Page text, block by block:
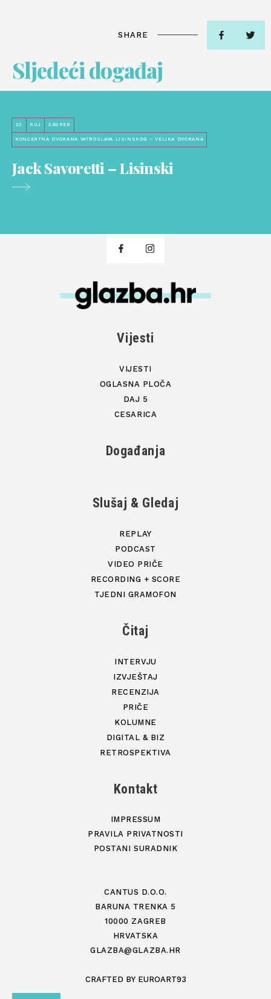
SHARE
Sljedeći događaj
22 RUJ ZAGREB
KONCERTNA DVORANA VATROSLAVA LISINSKOG – VELIKA DVORANA
Jack Savoretti – Lisinski
Vijesti
VIJESTI
OGLASNA PLOČA
DAJ 5
CESARICA
Događanja
Slušaj & Gledaj
REPLAY
PODCAST
VIDEO PRIČE
RECORDING + SCORE
TJEDNI GRAMOFON
Čitaj
INTERVJU
IZVJEŠTAJ
RECENZIJA
PRIČE
KOLUMNE
DIGITAL & BIZ
RETROSPEKTIVA
Kontakt
IMPRESSUM
PRAVILA PRIVATNOSTI
POSTANI SURADNIK
CANTUS D.O.O.
BARUNA TRENKA 5
10000 ZAGREB
HRVATSKA
GLAZBA@GLAZBA.HR
CRAFTED BY EUROART93